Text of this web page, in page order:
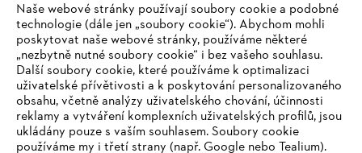
Andreas STIHL, spol. s r. o.
Chrlická 753
66442 Modřice
Naše webové stránky používají soubory cookie a podobné
technologie (dále jen „soubory cookie“). Abychom mohli
poskytovat naše webové stránky, používáme některé
„nezbytně nutné soubory cookie“ i bez vašeho souhlasu.
Další soubory cookie, které používáme k optimalizaci
uživatelské přívětivosti a k poskytování personalizovaného
obsahu, včetně analýzy uživatelského chování, účinnosti
reklamy a vytváření komplexních uživatelských profilů, jsou
ukládány pouze s vaším souhlasem. Soubory cookie
používáme my i třetí strany (např. Google nebo Tealium).